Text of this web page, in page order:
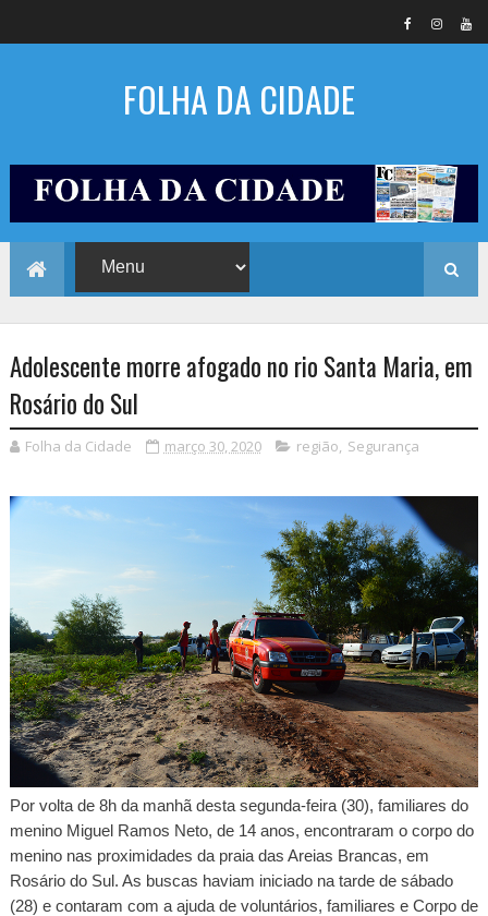
FOLHA DA CIDADE
Adolescente morre afogado no rio Santa Maria, em
Rosário do Sul
Folha da Cidade março 30, 2020 região, Segurança
Por volta de 8h da manhã desta segunda-feira (30), familiares do
menino Miguel Ramos Neto, de 14 anos, encontraram o corpo do
menino nas proximidades da praia das Areias Brancas, em
Rosário do Sul. As buscas haviam iniciado na tarde de sábado
(28) e contaram com a ajuda de voluntários, familiares e Corpo de